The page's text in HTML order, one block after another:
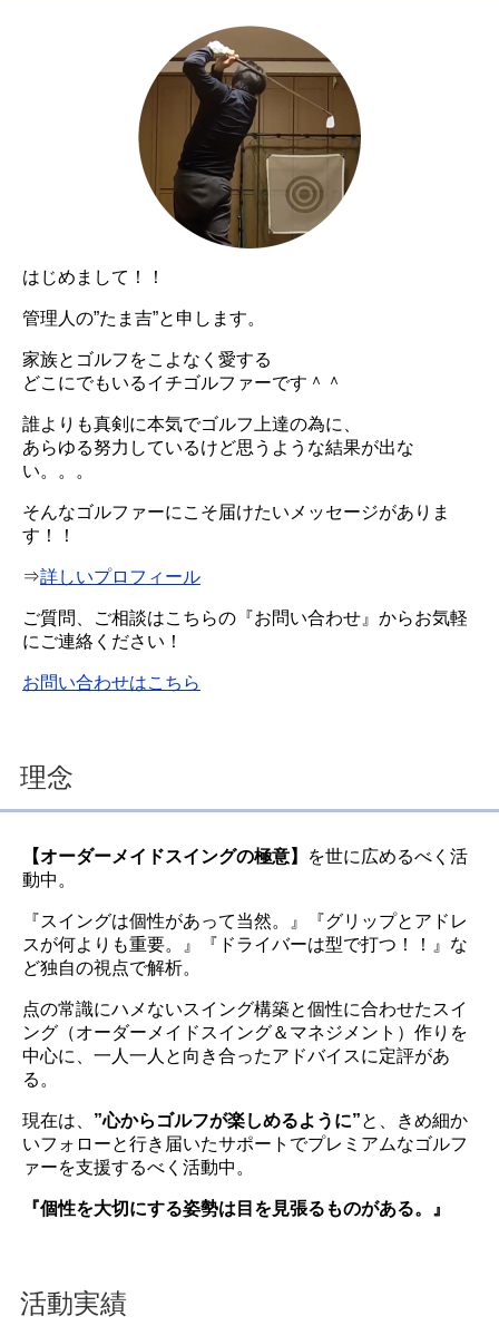
はじめまして！！
管理人の”たま吉”と申します。
家族とゴルフをこよなく愛する
どこにでもいるイチゴルファーです＾＾
誰よりも真剣に本気でゴルフ上達の為に、
あらゆる努力しているけど思うような結果が出な
い。。。
そんなゴルファーにこそ届けたいメッセージがありま
す！！
⇒詳しいプロフィール
ご質問、ご相談はこちらの『お問い合わせ』からお気軽
にご連絡ください！
お問い合わせはこちら
理念
【オーダーメイドスイングの極意】
を世に広めるべく活
動中。
『スイングは個性があって当然。』『グリップとアドレ
スが何よりも重要。』『ドライバーは型で打つ！！』な
ど独自の視点で解析。
点の常識にハメないスイング構築と個性に合わせたスイ
ング（オーダーメイドスイング＆マネジメント）作りを
中心に、一人一人と向き合ったアドバイスに定評があ
る。
現在は、 ”心からゴルフが楽しめるように”と、きめ細か
いフォローと行き届いたサポートでプレミアムなゴルフ
ァーを支援するべく活動中。
『個性を大切にする姿勢は目を見張るものがある。』
活動実績